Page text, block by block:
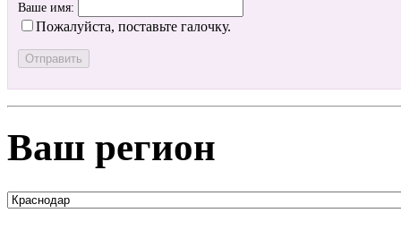
Ваше имя:
Пожалуйста, поставьте галочку.
Ваш регион